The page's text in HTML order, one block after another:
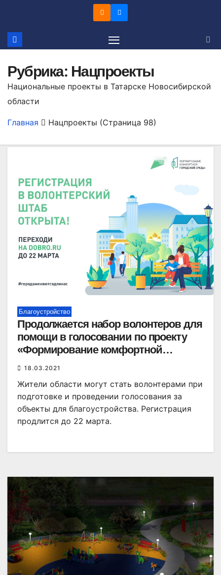
содержимому
Рубрика: Нацпроекты
Национальные проекты в Татарске Новосибирской
области
Главная Нацпроекты (Страница 98)
Благоустройство
Продолжается набор волонтеров для
помощи в голосовании по проекту
«Формирование комфортной
городской среды»
18.03.2021
Жители области могут стать волонтерами при
подготовке и проведении голосования за
объекты для благоустройства. Регистрация
продлится до 22 марта.